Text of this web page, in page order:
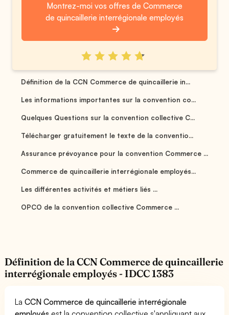
Montrez-moi vos offres de Commerce
de quincaillerie interrégionale employés
Définition de la CCN Commerce de quincaillerie in...
Les informations importantes sur la convention co...
Quelques Questions sur la convention collective C...
Télécharger gratuitement le texte de la conventio...
Assurance prévoyance pour la convention Commerce ...
Commerce de quincaillerie interrégionale employés...
Les différentes activités et métiers liés ...
OPCO de la convention collective Commerce ...
Définition de la CCN Commerce de quincaillerie
interrégionale employés - IDCC 1383
LaCCN Commerce de quincaillerie interrégionale